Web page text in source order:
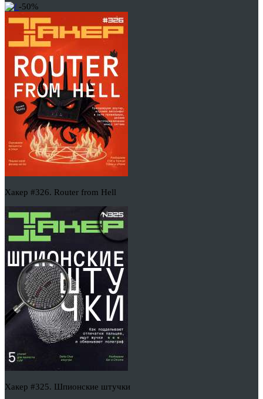
-50%
Хакер #326. Router from Hell
Хакер #325. Шпионские штучки